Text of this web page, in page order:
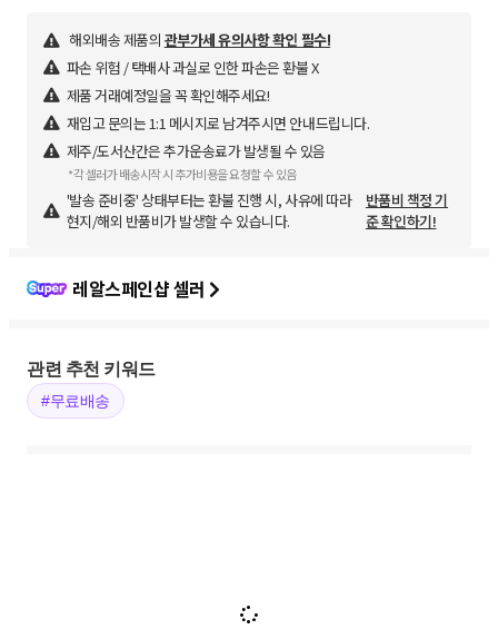
해외배송 제품의 관부가세 유의사항 확인 필수!
파손 위험 / 택배사 과실로 인한 파손은 환불 X
제품 거래예정일을 꼭 확인해주세요!
재입고 문의는 1:1 메시지로 남겨주시면 안내드립니다.
제주/도서산간은 추가운송료가 발생될 수 있음
*각 셀러가 배송시작 시 추가비용을 요청할 수 있음
'발송 준비중' 상태부터는 환불 진행 시, 사유에 따라
현지/해외 반품비가 발생할 수 있습니다.
반품비 책정 기
준 확인하기!
레알스페인샵 셀러
관련 추천 키워드
#무료배송